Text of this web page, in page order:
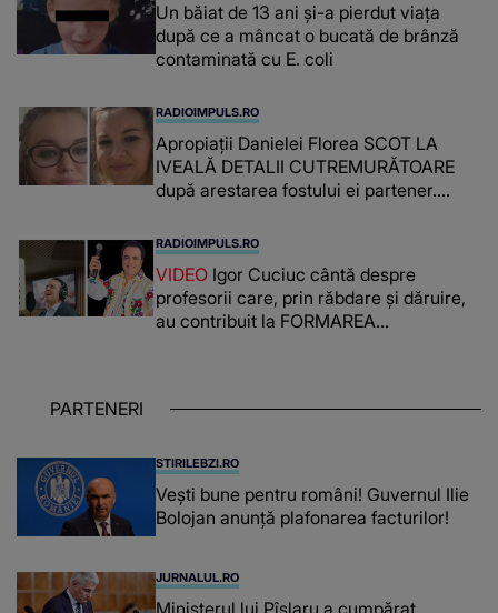
Un băiat de 13 ani și-a pierdut viața
după ce a mâncat o bucată de brânză
contaminată cu E. coli
RADIOIMPULS.RO
Apropiații Danielei Florea SCOT LA
IVEALĂ DETALII CUTREMURĂTOARE
după arestarea fostului ei partener.
românca ucisă în Italia și ascunsă în
lada unui pat: " Îmi pare rău că nu am
reușit să fac mai mult pentru ea și..."
RADIOIMPULS.RO
VIDEO Igor Cuciuc cântă despre
profesorii care, prin răbdare și dăruire,
au contribuit la FORMAREA
chiar și după trecerea anilor: "De
PARTENERI
STIRILEBZI.RO
Vești bune pentru români! Guvernul Ilie
Bolojan anunță plafonarea facturilor!
JURNALUL.RO
Ministerul lui Pîslaru a cumpărat